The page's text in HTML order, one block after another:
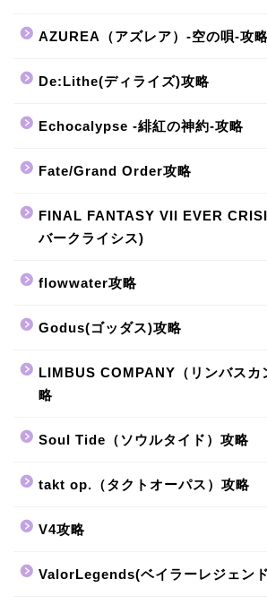
AZUREA（アズレア）-空の唄-攻略
De:Lithe(ディライズ)攻略
Echocalypse -緋紅の神約-攻略
Fate/Grand Order攻略
FINAL FANTASY VII EVER
バークライシス)
flowwater攻略
Godus(ゴッダス)攻略
LIMBUS COMPANY（リンバスカ
略
Soul Tide（ソウルタイド）攻略
takt op.（タクトオーパス）攻略
V4攻略
ValorLegends(ベイラーレジェン